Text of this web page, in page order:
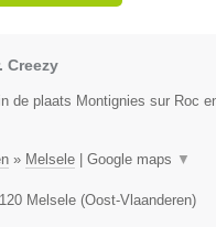
Creezy
de plaats Montignies sur Roc
» Melsele Google maps ▼
Melsele (Oost-Vlaanderen)